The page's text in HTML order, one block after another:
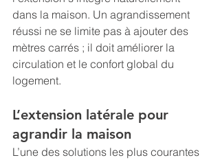
dans la maison. Un agrandissement
réussi ne se limite pas à ajouter des
mètres carrés ; il doit améliorer la
circulation et le confort global du
logement.
L’extension latérale pour
agrandir la maison
L’une des solutions les plus courantes